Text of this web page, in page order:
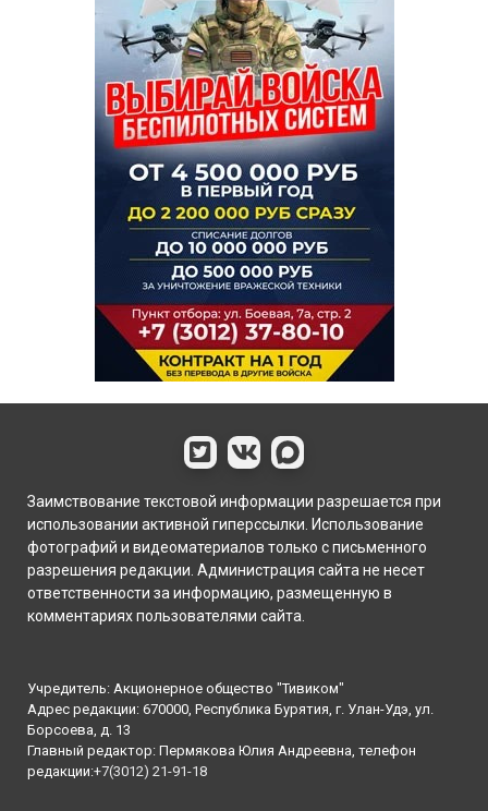
Заимствование текстовой информации разрешается при
использовании активной гиперссылки. Использование
фотографий и видеоматериалов только с письменного
разрешения редакции. Администрация сайта не несет
ответственности за информацию, размещенную в
комментариях пользователями сайта.
Учредитель: Акционерное общество "Тивиком"
Адрес редакции: 670000, Республика Бурятия, г. Улан-Удэ, ул.
Борсоева, д. 13
Главный редактор: Пермякова Юлия Андреевна, телефон
редакции:+7(3012) 21-91-18